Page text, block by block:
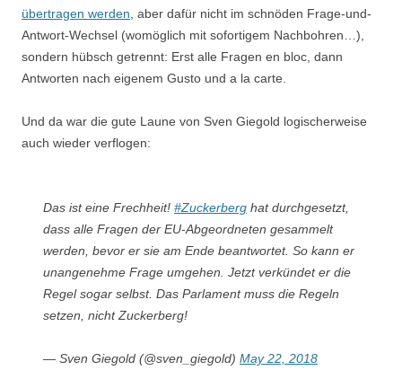
übertragen werden , aber dafür nicht im schnöden Frage-und-
Antwort-Wechsel (womöglich mit sofortigem Nachbohren…),
sondern hübsch getrennt: Erst alle Fragen en bloc, dann
Antworten nach eigenem Gusto und a la carte.
Und da war die gute Laune von Sven Giegold logischerweise
auch wieder verflogen:
Das ist eine Frechheit! #Zuckerberg hat durchgesetzt,
dass alle Fragen der EU-Abgeordneten gesammelt
werden, bevor er sie am Ende beantwortet. So kann er
unangenehme Frage umgehen. Jetzt verkündet er die
Regel sogar selbst. Das Parlament muss die Regeln
setzen, nicht Zuckerberg!
— Sven Giegold (@sven_giegold) May 22, 2018